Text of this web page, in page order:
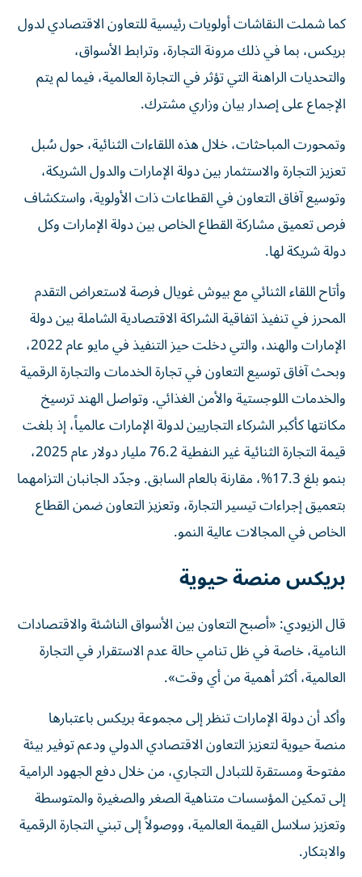
كما شملت النقاشات أولويات رئيسية للتعاون الاقتصادي لدول
بريكس، بما في ذلك مرونة التجارة، وترابط الأسواق،
والتحديات الراهنة التي تؤثر في التجارة العالمية، فيما لم يتم
الإجماع على إصدار بيان وزاري مشترك.
وتمحورت المباحثات، خلال هذه اللقاءات الثنائية، حول سُبل
تعزيز التجارة والاستثمار بين دولة الإمارات والدول الشريكة،
وتوسيع آفاق التعاون في القطاعات ذات الأولوية، واستكشاف
فرص تعميق مشاركة القطاع الخاص بين دولة الإمارات وكل
دولة شريكة لها.
وأتاح اللقاء الثنائي مع بيوش غويال فرصة لاستعراض التقدم
المحرز في تنفيذ اتفاقية الشراكة الاقتصادية الشاملة بين دولة
الإمارات والهند، والتي دخلت حيز التنفيذ في مايو عام 2022،
وبحث آفاق توسيع التعاون في تجارة الخدمات والتجارة الرقمية
والخدمات اللوجستية والأمن الغذائي. وتواصل الهند ترسيخ
مكانتها كأكبر الشركاء التجاريين لدولة الإمارات عالمياً، إذ بلغت
قيمة التجارة الثنائية غير النفطية 76.2 مليار دولار عام 2025،
بنمو بلغ 17.3%، مقارنة بالعام السابق. وجدّد الجانبان التزامهما
بتعميق إجراءات تيسير التجارة، وتعزيز التعاون ضمن القطاع
الخاص في المجالات عالية النمو.
بريكس منصة حيوية
قال الزيودي: «أصبح التعاون بين الأسواق الناشئة والاقتصادات
النامية، خاصة في ظل تنامي حالة عدم الاستقرار في التجارة
العالمية، أكثر أهمية من أي وقت».
وأكد أن دولة الإمارات تنظر إلى مجموعة بريكس باعتبارها
منصة حيوية لتعزيز التعاون الاقتصادي الدولي ودعم توفير بيئة
مفتوحة ومستقرة للتبادل التجاري، من خلال دفع الجهود الرامية
إلى تمكين المؤسسات متناهية الصغر والصغيرة والمتوسطة
وتعزيز سلاسل القيمة العالمية، ووصولاً إلى تبني التجارة الرقمية
والابتكار.